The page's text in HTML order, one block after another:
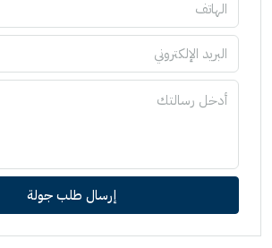
إرسال طلب جولة